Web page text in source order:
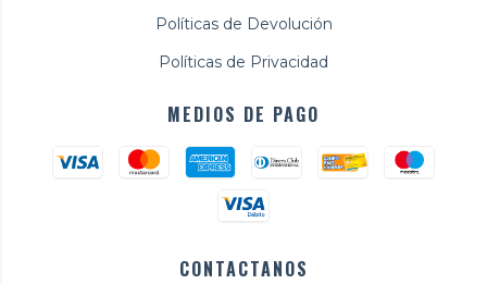
Políticas de Devolución
Políticas de Privacidad
MEDIOS DE PAGO
CONTACTANOS